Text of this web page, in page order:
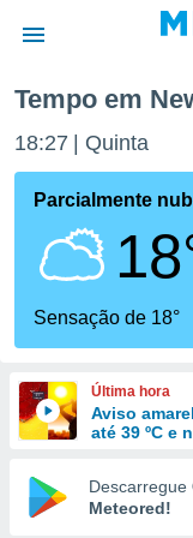
da
foi
fornecidas
a este
das
e
forma
digital
Tempo em
18:27 Quinta
Parcialmente
Sensação de 18°
Última hora
Aviso
até 39 ºC e
Descarregue
Meteored!